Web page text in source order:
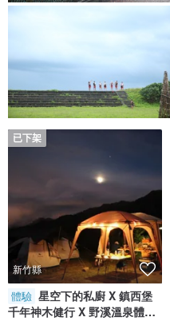
已下架
新竹縣
體驗 星空下的私廚 X 鎮西堡
千年神木健行 X 野溪溫泉體驗